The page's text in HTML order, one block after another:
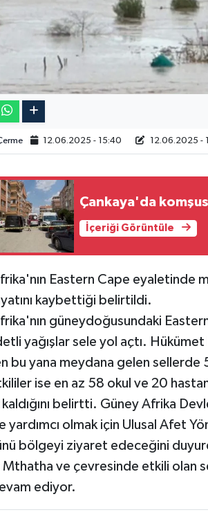
12.06.2025 - 15:40 12.06.2025 -
Çankaya'da
İçeriği Görüntüle
Eastern Cape eyaletinde
kaybettiği belirtildi.
güneydoğusundaki
yağışlar sele yol açtı. Hükümet
bu yana meydana gelen sellerde
ise en az 58 okul ve 20
belirtti. Güney Afrika
yardımcı olmak için Ulusal Afet
bölgeyi ziyaret edeceğini
ve çevresinde etkili olan
ediyor.